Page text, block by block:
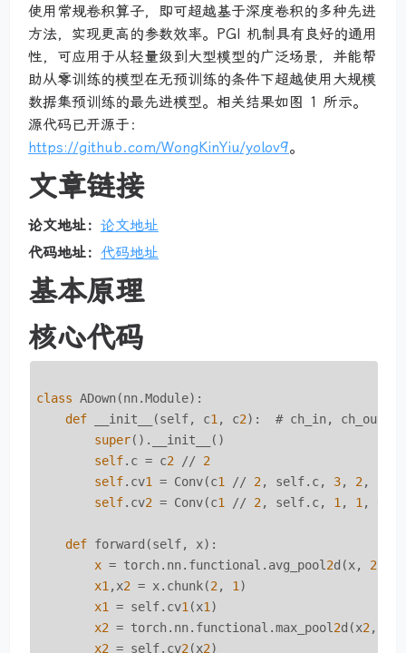
使用常规卷积算子，即可超越基于深度卷积的多种先进
方法，实现更高的参数效率。PGI 机制具有良好的通用
性，可应用于从轻量级到大型模型的广泛场景，并能帮
助从零训练的模型在无预训练的条件下超越使用大规模
数据集预训练的最先进模型。相关结果如图 1 所示。
源代码已开源于：
https://github.com/WongKinYiu/yolov9。
文章链接
论文地址： 论文地址
代码地址： 代码地址
基本原理
核心代码
class ADown(nn.Module):
def __init__(self, c1 , c2):  # ch_in, ch_out,
super().__init__()
self.c = c2 // 2
self.cv1 = Conv(c1 // 2 , self.c, 3, 2 ,
self.cv2 = Conv(c1 // 2 , self.c, 1 , 1 ,
def forward(self, x):
x = torch.nn.functional.avg_pool 2d(x, 2
x1 ,x2 = x.chunk(2 , 1 )
x1
= self.cv1 (x1 )
x2 = torch.nn.functional.max_pool 2d(x2 ,
x2 = self.cv2 (x2)